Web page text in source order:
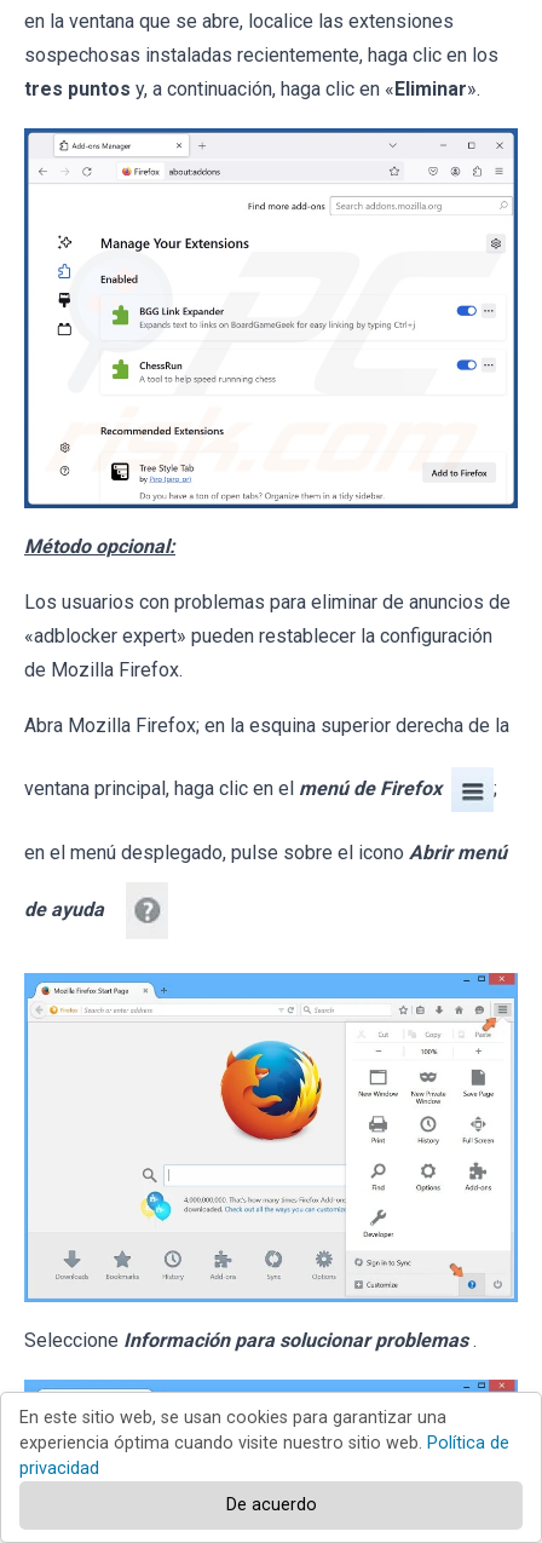
en la ventana que se abre, localice las extensiones
sospechosas instaladas recientemente, haga clic en los
tres puntos y, a continuación, haga clic en «Eliminar».
Método opcional:
Los usuarios con problemas para eliminar de anuncios de
«adblocker expert» pueden restablecer la configuración
de Mozilla Firefox.
Abra Mozilla Firefox; en la esquina superior derecha de la
ventana principal, haga clic en el menú de Firefox ;
en el menú desplegado, pulse sobre el icono Abrir menú
de ayuda
Seleccione Información para solucionar problemas .
En este sitio web, se usan cookies para garantizar una
experiencia óptima cuando visite nuestro sitio web. Política de
privacidad
De acuerdo